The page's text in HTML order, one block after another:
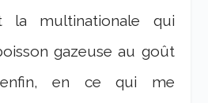
la multinationale qui
gazeuse au goût
(enfin, en ce qui me